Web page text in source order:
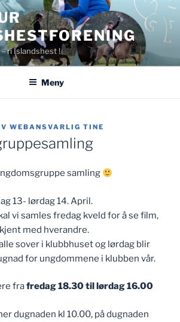
ri Islandshest !
Meny
WEBANSVARLIG TINE
samling
13- lørdag 14. April.
vi samles fredag kveld for å se film,
med hverandre.
sover i klubbhuset og lørdag blir
for ungdommene i klubben vår.
frafredag 18.30 til lørdag 16.00
dugnaden kl 10.00, på dugnaden